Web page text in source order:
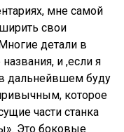
мне самой
свои
детали в
и ,если я
дальнейвшем буду
которое
части станка
Это боковые